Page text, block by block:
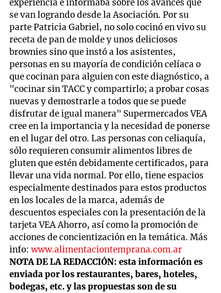
experiencia e informaba sobre los avances que
se van logrando desde la Asociación. Por su
parte Patricia Gabriel, no solo cocinó en vivo su
receta de pan de molde y unos deliciosos
brownies sino que instó a los asistentes,
personas en su mayoría de condición celíaca o
que cocinan para alguien con este diagnóstico, a
"cocinar sin TACC y compartirlo; a probar cosas
nuevas y demostrarle a todos que se puede
disfrutar de igual manera" Supermercados VEA
cree en la importancia y la necesidad de ponerse
en el lugar del otro. Las personas con celiaquía,
sólo requieren consumir alimentos libres de
gluten que estén debidamente certificados, para
llevar una vida normal. Por ello, tiene espacios
especialmente destinados para estos productos
en los locales de la marca, además de
descuentos especiales con la presentación de la
tarjeta VEA Ahorro, así como la promoción de
acciones de concientización en la temática. Más
info:www.alimentaciontemprana.com.ar
NOTA DE LA REDACCIÓN: esta información es
enviada por los restaurantes, bares, hoteles,
bodegas, etc. y las propuestas son de su